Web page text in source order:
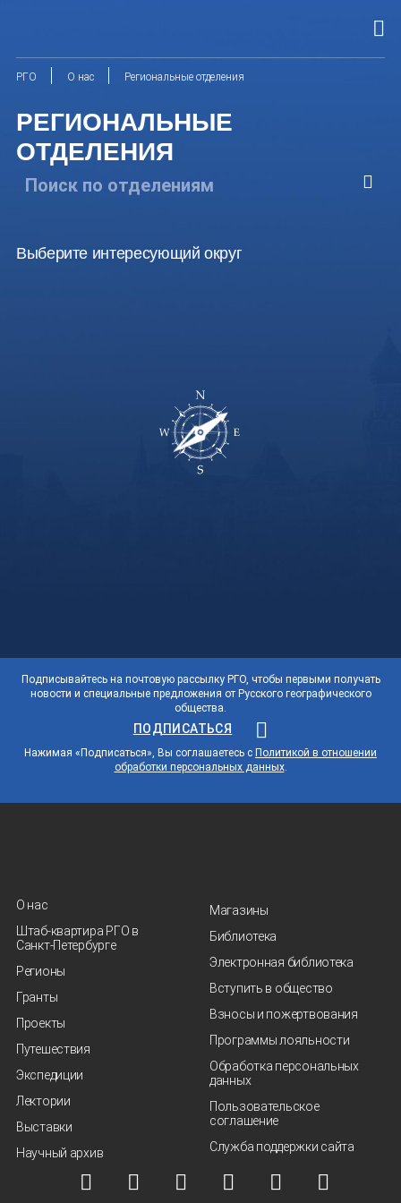
РГО О нас Региональные отделения
РЕГИОНАЛЬНЫЕ
ОТДЕЛЕНИЯ
Выберите интересующий округ
Подписывайтесь на почтовую рассылку РГО, чтобы первыми получать
новости и специальные предложения от Русского географического
общества.
ПОДПИСАТЬСЯ
Нажимая «Подписаться», Вы соглашаетесь с Политикой в отношении
обработки персональных данных.
О нас
Штаб-квартира РГО в
Санкт‑Петербурге
Регионы
Гранты
Проекты
Путешествия
Экспедиции
Лектории
Выставки
Научный архив
Магазины
Библиотека
Электронная библиотека
Вступить в общество
Взносы и пожертвования
Программы лояльности
Обработка персональных
данных
Пользовательское
соглашение
Служба поддержки сайта